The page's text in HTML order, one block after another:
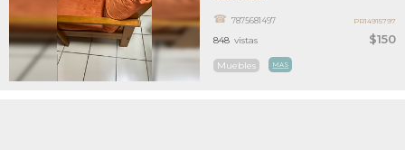
$150
7875681497
Muebles MAS
848 vistas
PR14915797